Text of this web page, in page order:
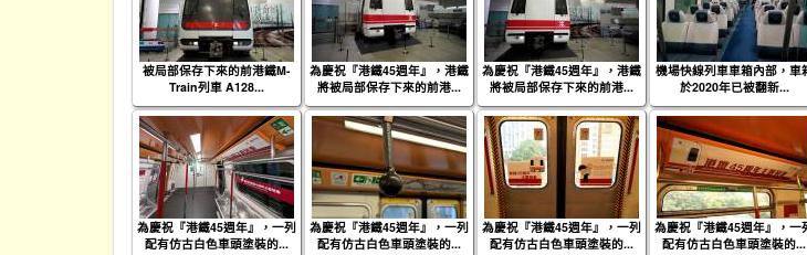
被局部保存下來的前港鐵M-
Train列車 A128...
為慶祝『港鐵45週年』，港鐵
將被局部保存下來的前港...
為慶祝『港鐵45週年』，港鐵
將被局部保存下來的前港...
機場快線列車車箱內部，車
於2020年已被翻新...
為慶祝『港鐵45週年』，一列
配有仿古白色車頭塗裝的...
為慶祝『港鐵45週年』，一列
配有仿古白色車頭塗裝的...
為慶祝『港鐵45週年』，一列
配有仿古白色車頭塗裝的...
為慶祝『港鐵45週年』，一
配有仿古白色車頭塗裝的...